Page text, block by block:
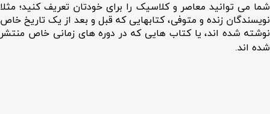
شما می توانید معاصر و کلاسیک را برای خودتان تعریف کنید؛ مثلا
نویسندگان زنده و متوفی، کتابهایی که قبل و بعد از یک تاریخ خاص
نوشته شده اند، یا کتاب هایی که در دوره های زمانی خاص منتشر
شده اند.